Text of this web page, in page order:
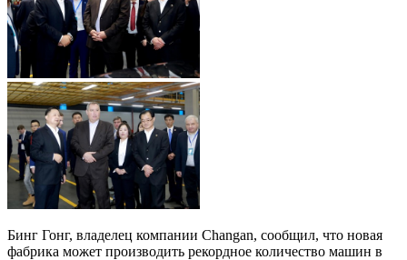
Бинг Гонг, владелец компании Changan, сообщил, что новая
фабрика может производить рекордное количество машин в